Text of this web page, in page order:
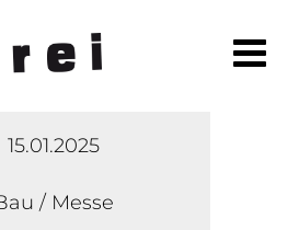
15.01.2025
/ Messe